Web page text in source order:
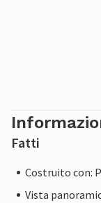
Fatti
Costruito con:
Vista